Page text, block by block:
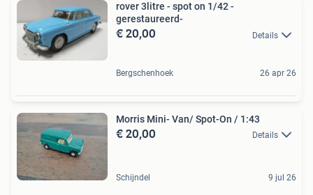
rover 3litre - spot on 1/42 -
gerestaureerd-
€ 20,00 Details
Bergschenhoek 26 apr 26
Morris Mini- Van/ Spot-On / 1:43
€ 20,00 Details
Schijndel 9 jul 26